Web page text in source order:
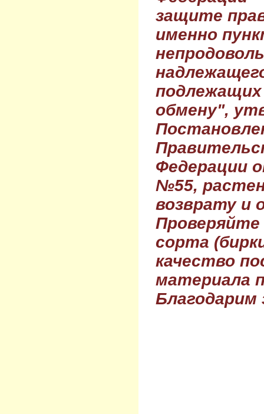
защите
именно
обмену",
Федерации
№55,
возврату и
Проверяйте
сорта
качество
материала
Благодарим